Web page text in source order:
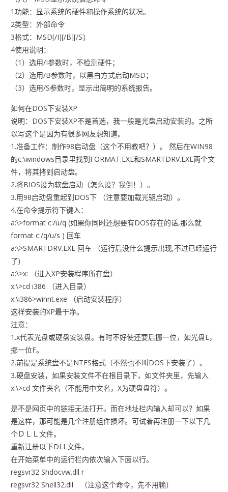
1功能：显示系统的硬件和操作系统的状况。
2类型：外部命令
3格式：MSD[/I][/B][/S]
4使用说明：
（1）选用/I参数时，不检测硬件；
（2）选用/B参数时，以黑白方式启动MSD；
（3）选用/S参数时，显示出简明的系统报告。
如何在DOS下安装XP
说明：DOS下安装XP不是首选，我一般是光盘启动安装的。之所
以写这个是因为有很多网友想知道。
1.准备工作：制作98启动盘（这个不用教吧？）。 然后在WIN98
的c:\windows目录里找到FORMAT.EXE和SMARTDRV.EXE两个文
件，将其拷到启动盘。
2.将BIOS设为软盘启动（怎么设？我倒！）。
3.用98启动盘重起到DOS下 （注意要加载光驱启动）。
4.在命令提示符下键入：
a:\>format c:/u/q (如果你同时还想要有DOS存在的话,那么就
format c:/q/u/s ) 回车
a:\>SMARTDRV.EXE 回车 （运行后没什么提示出现,不过已经运行
了)
a:\>x: （进入XP安装程序所在盘）
x:\>cd i386 （进入目录）
x:\i386>winnt.exe （启动安装程序）
这样安装的XP最干净。
注意：
1.x代表光盘或硬盘安装盘。有时不好使还要后挪一位，如光盘E，
挪一位F。
2.前提是系统盘不是NTFS格式（不然也不叫DOS下安装了）。
3.硬盘安装，如果安装文件不在根目录下，如文件夹里，先输入
x:\>cd 文件夹名（不能用中文名，X为硬盘盘符）。
是不是网页中的链接无法打开。而在地址栏内输入却可以？如果
是这样，那可能是几个注册组件损坏。可试着再注册一下以下几
个ＤＬＬ文件。
重新注册以下DLL文件。
在开始菜单中的运行栏内依次输入下面以行。
regsvr32 Shdocvw.dll r
regsvr32 Shell32.dll （注意这个命令，先不用输）